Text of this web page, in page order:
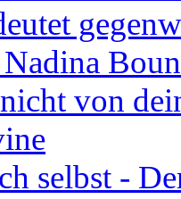
Boun
von
selbst -